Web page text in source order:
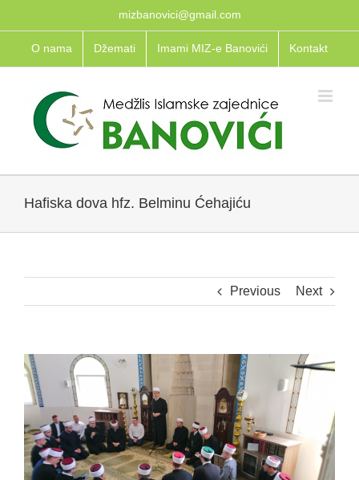
to
content
mizbanovici@gmail.com
O nama Džemati Imami MIZ-e Banovići Kontakt
Hafiska dova hfz. Belminu Ćehajiću
Previous Next
View
Larger
Image